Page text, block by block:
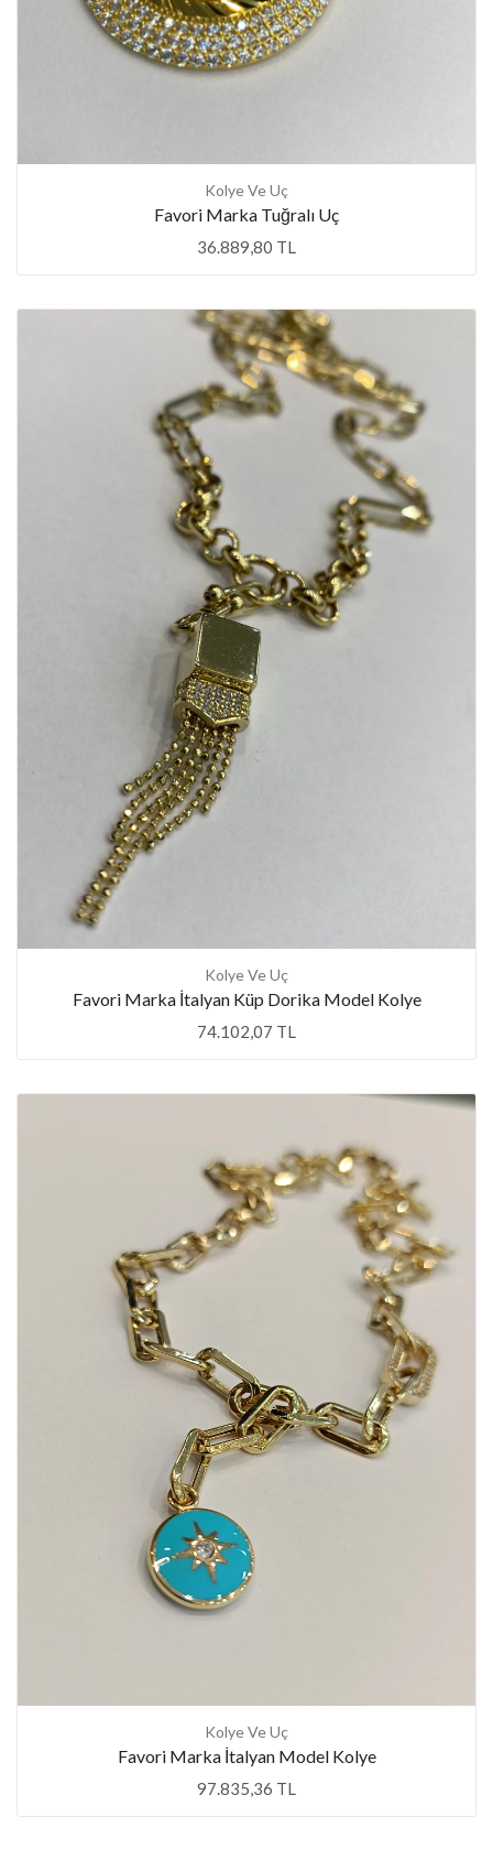
Kolye Ve Uç
Favori Marka Tuğralı Uç
36.889,80 TL
Kolye Ve Uç
Favori Marka İtalyan Küp Dorika Model Kolye
74.102,07 TL
Kolye Ve Uç
Favori Marka İtalyan Model Kolye
97.835,36 TL